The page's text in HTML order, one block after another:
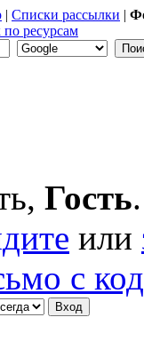
| Списки рассылки |
ресурсам
Гость.
или
с